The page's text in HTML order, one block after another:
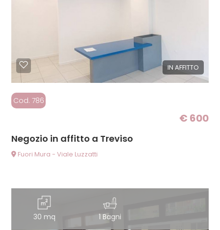
IN AFFITTO
Cod. 786
€ 600
Negozio in affitto a Treviso
Fuori Mura - Viale Luzzatti
30 mq 1 Bagni